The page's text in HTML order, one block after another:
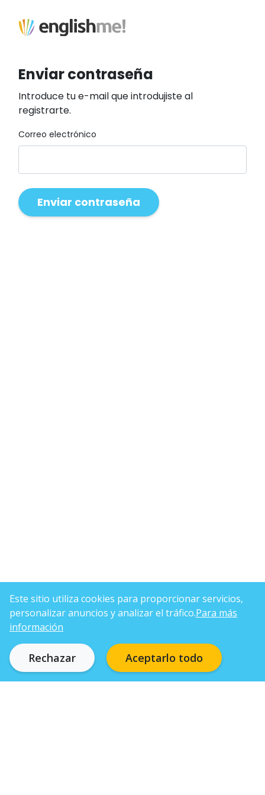
Enviar contraseña
Introduce tu e-mail que introdujiste al
registrarte.
Correo electrónico
Este sitio utiliza cookies para proporcionar servicios,
personalizar anuncios y analizar el tráfico.Para más
información
Rechazar Aceptarlo todo